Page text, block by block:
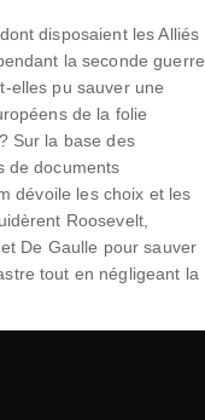
disposaient les Alliés
la seconde guerre
elles pu sauver une
de la folie
Sur la base des
de documents
dévoile les choix et les
Roosevelt,
De Gaulle pour sauver
tout en négligeant la